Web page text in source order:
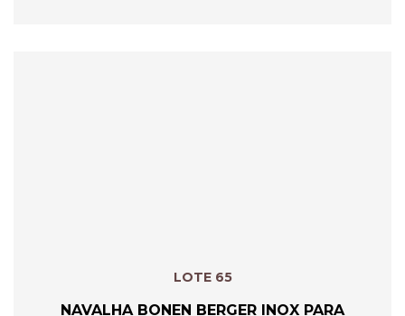
LOTE 65
NAVALHA BONEN BERGER INOX PARA